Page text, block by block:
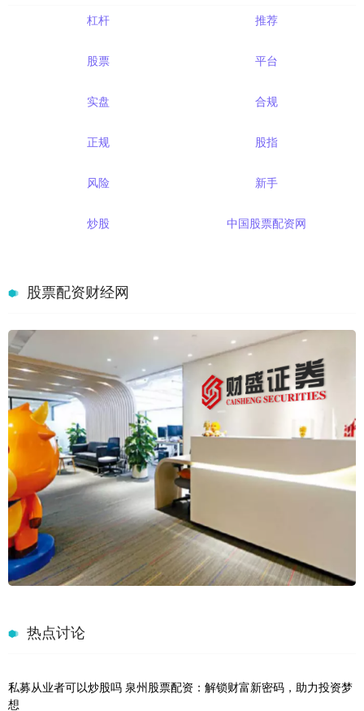
杠杆 推荐
股票 平台
实盘 合规
正规 股指
风险 新手
炒股 中国股票配资网
股票配资财经网
热点讨论
私募从业者可以炒股吗 泉州股票配资：解锁财富新密码，助力投资梦
想